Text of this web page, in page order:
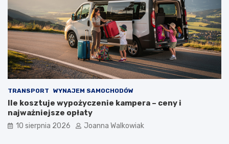
TRANSPORT WYNAJEM SAMOCHODÓW
Ile kosztuje wypożyczenie kampera – ceny i
najważniejsze opłaty
10 sierpnia 2026 Joanna Walkowiak